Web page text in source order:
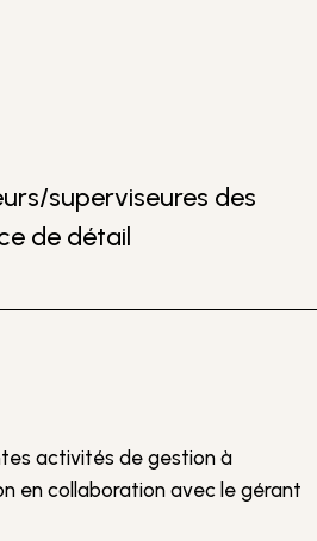
superviseures des
de détail
activités de gestion à
en collaboration avec le gérant